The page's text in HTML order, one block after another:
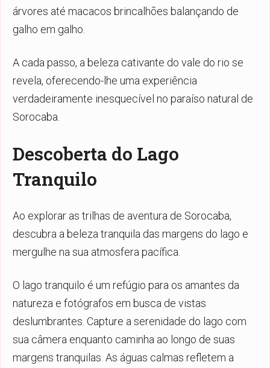
árvores até macacos brincalhões balançando de
galho em galho.
A cada passo, a beleza cativante do vale do rio se
revela, oferecendo-lhe uma experiência
verdadeiramente inesquecível no paraíso natural de
Sorocaba.
Descoberta do Lago
Tranquilo
Ao explorar as trilhas de aventura de Sorocaba,
descubra a beleza tranquila das margens do lago e
mergulhe na sua atmosfera pacífica.
O lago tranquilo é um refúgio para os amantes da
natureza e fotógrafos em busca de vistas
deslumbrantes. Capture a serenidade do lago com
sua câmera enquanto caminha ao longo de suas
margens tranquilas. As águas calmas refletem a